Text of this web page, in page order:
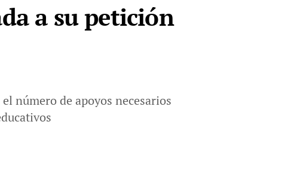
a su petición
número de apoyos necesarios